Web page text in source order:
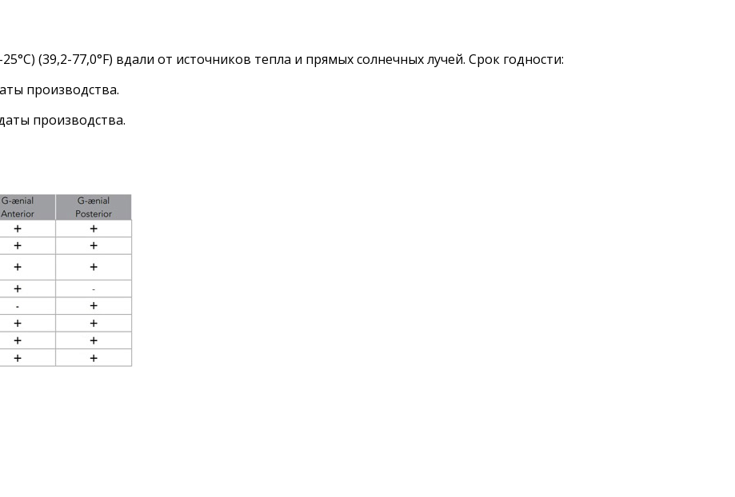
(39,2-77,0°F) вдали от источников тепла и прямых солнечных лучей. Срок годности:
производства.
производства.